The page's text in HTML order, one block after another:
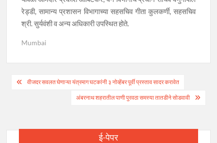
रेड्डी, सामान्य प्रशासन विभागाच्या सहसचिव गीता कुलकर्णी, सहसचिव
श्री. सुर्यवंशी व अन्य अधिकारी उपस्थित होते.
Mumbai
Postवीजदर सवलत घेणाऱ्या यंत्रमाग घटकांनी ३ नोव्हेंबर पूर्वी प्रस्ताव सादर करावेत
अंबरनाथ शहरातील पाणी पुरवठा समस्या तातडीने सोडवावी
ई-पेपर